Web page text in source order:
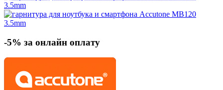
-5% за онлайн оплату